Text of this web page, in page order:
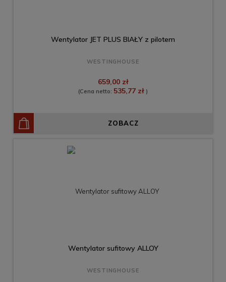
Wentylator JET PLUS BIAŁY z pilotem
WESTINGHOUSE
659,00 zł
(Cena netto: 535,77 zł )
ZOBACZ
Wentylator sufitowy ALLOY
WESTINGHOUSE